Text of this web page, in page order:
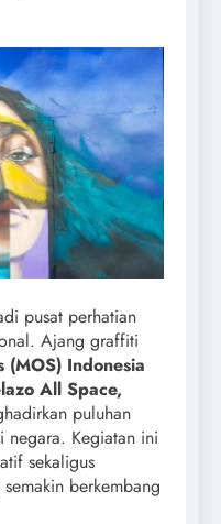
pusat perhatian
Ajang graffiti
Indonesia
All Space,
puluhan
Kegiatan ini
sekaligus
berkembang